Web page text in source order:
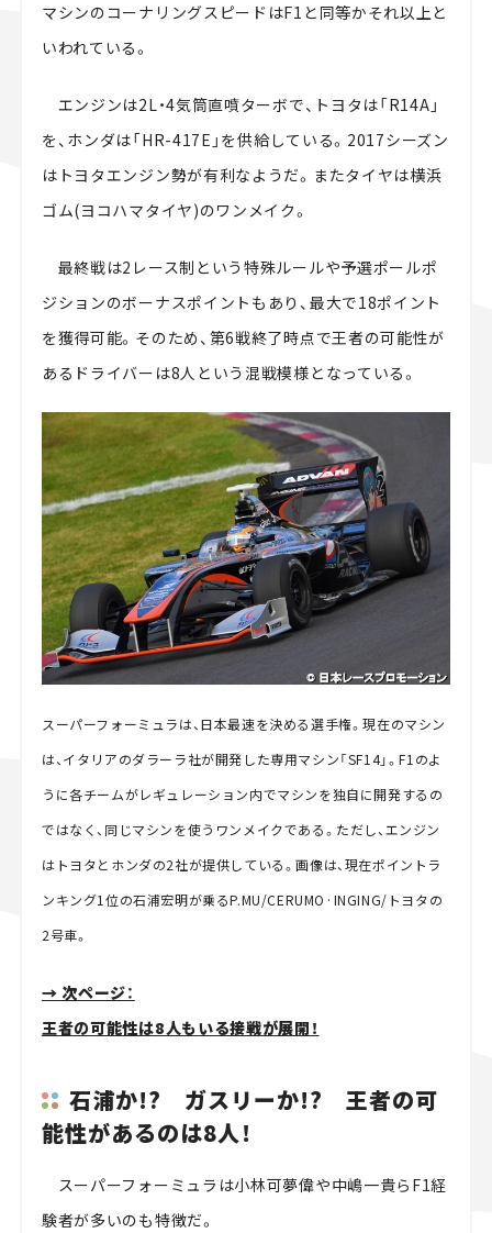
マシンのコーナリングスピードはF1と同等かそれ以上と
いわれている。
エンジンは2L・4気筒直噴ターボで、トヨタは「R14A」
を、ホンダは「HR-417E」を供給している。2017シーズン
はトヨタエンジン勢が有利なようだ。またタイヤは横浜
ゴム(ヨコハマタイヤ)のワンメイク。
最終戦は2レース制という特殊ルールや予選ポールポ
ジションのボーナスポイントもあり、最大で18ポイント
を獲得可能。そのため、第6戦終了時点で王者の可能性が
あるドライバーは8人という混戦模様となっている。
スーパーフォーミュラは、日本最速を決める選手権。現在のマシン
は、イタリアのダラーラ社が開発した専用マシン「SF14」。F1のよ
うに各チームがレギュレーション内でマシンを独自に開発するの
ではなく、同じマシンを使うワンメイクである。ただし、エンジン
はトヨタとホンダの2社が提供している。画像は、現在ポイントラ
ンキング1位の石浦宏明が乗るP.MU/CERUMO·INGING/トヨタの
2号車。
→ 次ページ：
王者の可能性は8人もいる接戦が展開！
石浦か!? ガスリーか!? 王者の可
能性があるのは8人！
スーパーフォーミュラは小林可夢偉や中嶋一貴らF1経
験者が多いのも特徴だ。